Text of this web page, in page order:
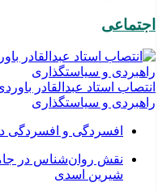
اجتماعی
انتصاب استاد عبدالقادر
راهبردی و سیاستگذاری
افسردگی و افسردگی
نقش روان‌شناس در
شیرین اسدی